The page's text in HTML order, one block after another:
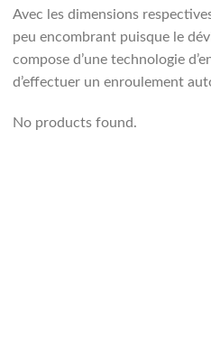
Avec les dimensions
peu encombrant puisque le
compose d’une technologie
d’effectuer un enroulement
No products found.